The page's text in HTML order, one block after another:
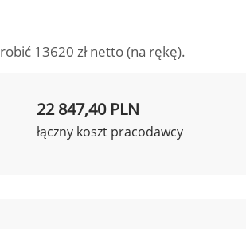
13620 zł netto (na rękę).
22 847,40 PLN
łączny koszt pracodawcy